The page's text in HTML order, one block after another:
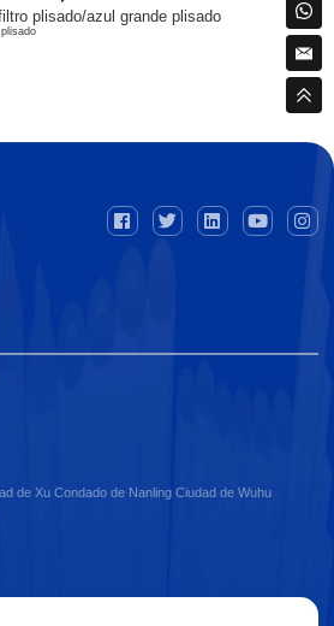
plisado/azul grande plisado
de Xu Condado de Nanling Ciudad de Wuhu